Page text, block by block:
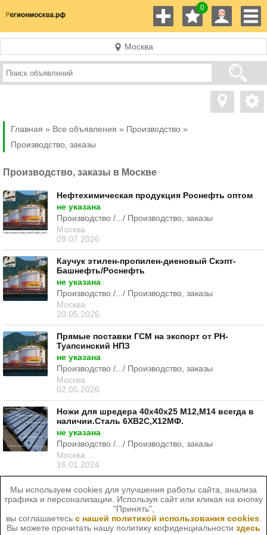
0
Москва
Главная » Все объявления » Производство »
Производство, заказы
Производство, заказы в Москве
Нефтехимическая продукция Роснефть оптом
не указана
Производство /.../ Производство, заказы
Москва
09.07.2026
Каучук этилен-пропилен-диеновый Скэпт-
Башнефть/Роснефть
не указана
Производство /.../ Производство, заказы
Москва
20.05.2026
Прямые поставки ГСМ на экспорт от РН-
Туапсинский НПЗ
не указана
Производство /.../ Производство, заказы
Москва
02.05.2026
Ножи для шредера 40х40х25 М12,М14 всегда в
наличии.Сталь 6ХВ2С,Х12МФ.
не указана
Производство /.../ Производство, заказы
Москва
16.01.2024
Мы используем cookies для улучшения работы сайта, анализа
трафика и персонализации. Используя сайт или кликая на кнопку
"Принять",
вы соглашаетесь с нашей политикой использования cookies.
Вы можете прочитать нашу политику кофиденциальности здесь